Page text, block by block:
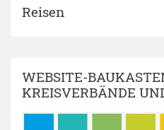
Reisen
WEBSITE-
KREISVERBÄNDE